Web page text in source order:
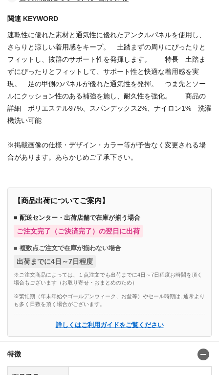
関連 KEYWORD
速乾性に優れた素材と通気性に優れたアンクルパネルを使用し、
さらりと涼しい着用感をキープ。 土踏まずの周りにぴったりと
フィットし、抜群のサポート性を発揮します。 特長 土踏ま
ずにぴったりとフィットして、サポート性と快適な着用感を実
現。 足の甲側のパネルが優れた通気性を発揮。 つま先とソー
ルにクッション性のある補強を施し、耐久性を強化。 商品の
詳細 ポリエステル97%、スパンデックス2%、ナイロン1% 洗濯
機洗い可能
※掲載画像の仕様・デザイン・カラー等が予告なく変更される場
合があります。あらかじめご了承下さい。
【商品出荷についてご案内】
■ 配送センター・出荷店舗で在庫が揃う場合
ご注文完了（ご決済完了）の翌日に出荷
■ 複数点ご注文で在庫が揃わない場合
出荷までに4日～7日程度
※ご注文商品によっては、１点注文でも出荷までに4日～7日程度お時間を頂く
場合もございます（お取り寄せ・おまとめのため）
※繁忙期（年末年始やゴールデンウィーク、お盆等）やセール時期は, 通常より
も多く日数を頂く場合がございます。
詳しくはご利用ガイドをご覧ください
特徴